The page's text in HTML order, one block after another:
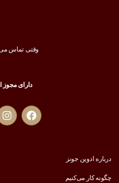
وقتی تماس
دارای مجوز
درباره ادوین جونز
چگونه کار می‌کنیم